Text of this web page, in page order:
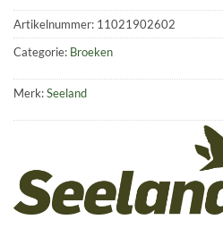
Artikelnummer: 11021902602
Categorie: Broeken
Merk:Seeland